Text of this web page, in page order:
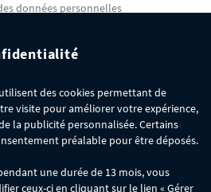
données personnelles
mes cookies
d'achat, avec le code BIKINI30
des cookies permettant de
visite pour améliorer votre expérience,
la publicité personnalisée. Certains
préalable pour être déposés.
une durée de 13 mois, vous
ceux-ci en cliquant sur le lien « Gérer